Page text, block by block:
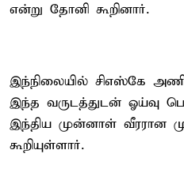
என்று தோனி கூறினார்.
இந்நிலையில் சிஎஸ்கே
இந்த வருடத்துடன் ஓய்வு
இந்திய முன்னாள் வீரரான
கூறியுள்ளார்.